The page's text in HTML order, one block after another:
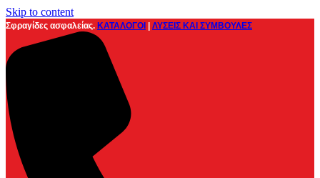
Skip to content
Σφραγίδες ασφαλείας. ΚΑΤΑΛΟΓΟΙ ΛΥΣΕΙΣ ΚΑΙ ΣΥΜΒΟΥΛΕΣ